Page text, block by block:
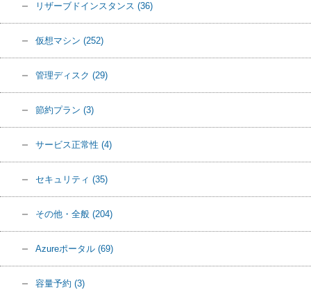
リザーブドインスタンス (36)
仮想マシン (252)
管理ディスク (29)
節約プラン (3)
サービス正常性 (4)
セキュリティ (35)
その他・全般 (204)
Azureポータル (69)
容量予約 (3)